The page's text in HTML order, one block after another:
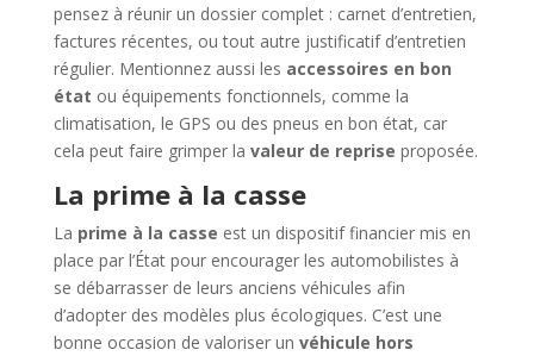
pensez à réunir un dossier complet : carnet d’entretien,
factures récentes, ou tout autre justificatif d’entretien
régulier. Mentionnez aussi les accessoires en bon
état ou équipements fonctionnels, comme la
climatisation, le GPS ou des pneus en bon état, car
cela peut faire grimper la valeur de reprise proposée.
La prime à la casse
La prime à la casse est un dispositif financier mis en
place par l’État pour encourager les automobilistes à
se débarrasser de leurs anciens véhicules afin
d’adopter des modèles plus écologiques. C’est une
bonne occasion de valoriser un véhicule hors